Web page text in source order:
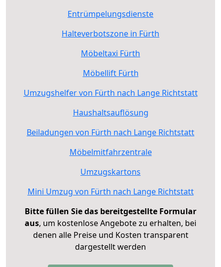
Entrümpelungsdienste
Halteverbotszone in Fürth
Möbeltaxi Fürth
Möbellift Fürth
Umzugshelfer von Fürth nach Lange Richtstatt
Haushaltsauflösung
Beiladungen von Fürth nach Lange Richtstatt
Möbelmitfahrzentrale
Umzugskartons
Mini Umzug von Fürth nach Lange Richtstatt
Bitte füllen Sie das bereitgestellte Formular
aus, um kostenlose Angebote zu erhalten, bei
denen alle Preise und Kosten transparent
dargestellt werden